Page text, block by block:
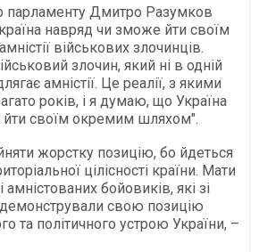
парламенту Дмитро Разумков
навряд чи зможе йти своїм
військових злочинців.
злочин, який ні в одній
амністії. Це реалії, з якими
років, і я думаю, що Україна
своїм окремим шляхом".
жорстку позицію, бо йдеться
цілісності країни. Мати
бойовиків, які зі
свою позицію
та політичного устрою України, –